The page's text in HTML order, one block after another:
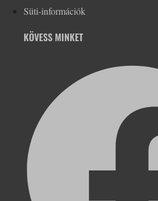
Süti-információk
KÖVESS MINKET